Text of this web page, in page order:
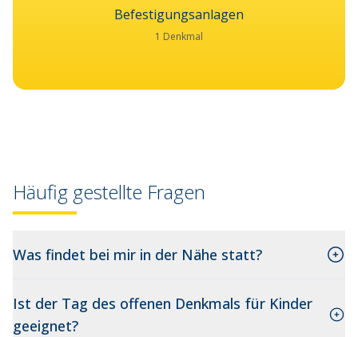
Befestigungsanlagen
1 Denkmal
Häufig gestellte Fragen
Was findet bei mir in der Nähe statt?
Ist der Tag des offenen Denkmals für Kinder
geeignet?